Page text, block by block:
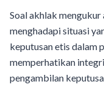
Soal akhlak
menghadapi situasi
keputusan etis dalam
memperhatikan
pengambilan